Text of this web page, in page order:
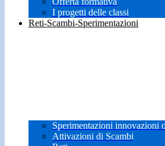
I progetti delle classi
Reti-Scambi-Sperimentazioni
Sperimentazioni innovazioni
Attivazioni di Scambi